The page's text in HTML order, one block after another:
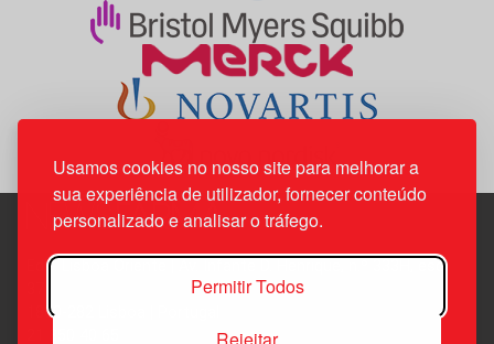
Usamos cookies no nosso site para melhorar a
sua experiência de utilizador, fornecer conteúdo
personalizado e analisar o tráfego.
Permitir Todos
Edif. Lisboa Oriente | Av. Infante D. Henrique, n.º 333H, esc.
1800-282 Lisboa | Portugal